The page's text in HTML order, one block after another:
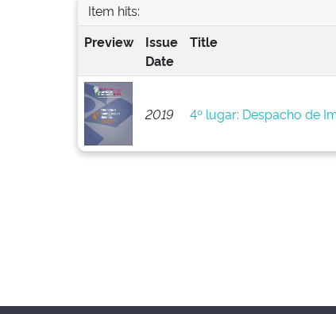
Item hits:
Preview
Issue
Date
Title
2019 4º lugar: Despacho de